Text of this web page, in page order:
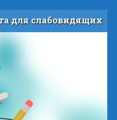
для слабовидящих